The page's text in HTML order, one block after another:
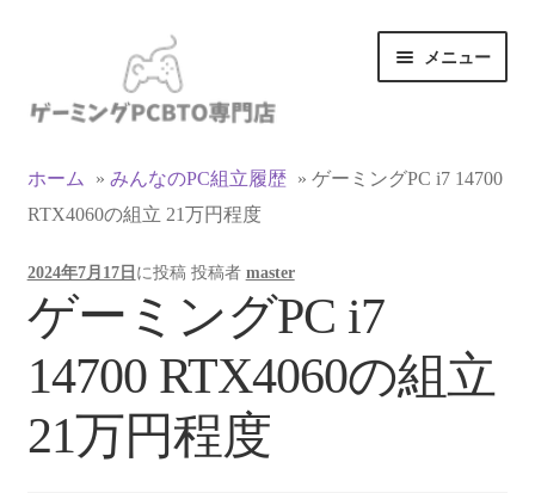
ゲ
ョ
ン
ス
キ
ッ
プ
テ
へ
ス
ッ
プ
メニュー
マイアカウント
支払い
お買い物カゴ
お買い物ガイド
ホーム » みんなのPC組立履歴 » ゲーミングPC i7 14700
RTX4060の組立 21万円程度
2024年7月17日 に投稿 投稿者 master
ゲーミングPC i7
14700 RTX4060の組立
21万円程度